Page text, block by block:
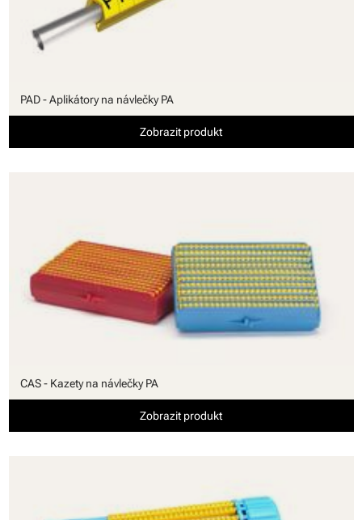
PAD - Aplikátory na návlečky PA
Zobrazit produkt
CAS - Kazety na návlečky PA
Zobrazit produkt